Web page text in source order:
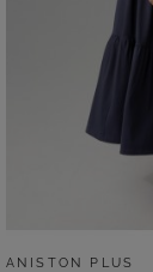
ANISTON PLUS